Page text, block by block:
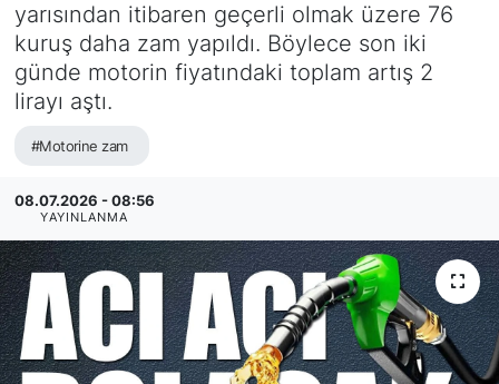
yarısından itibaren geçerli olmak üzere 76
kuruş daha zam yapıldı. Böylece son iki
günde motorin fiyatındaki toplam artış 2
lirayı aştı.
#Motorine zam
08.07.2026 - 08:56
YAYINLANMA
Yazı Dizisi
Haber Arşivi